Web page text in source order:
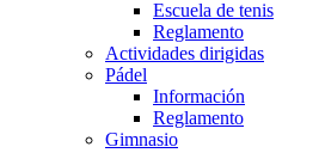
Escuela de tenis
Reglamento
Actividades dirigidas
Pádel
Información
Reglamento
Gimnasio